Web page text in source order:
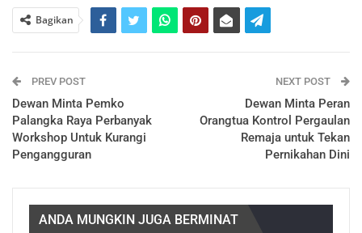
Bagikan
PREV POST
Dewan Minta Pemko
Palangka Raya Perbanyak
Workshop Untuk Kurangi
Pengangguran
NEXT POST
Dewan Minta Peran
Orangtua Kontrol Pergaulan
Remaja untuk Tekan
Pernikahan Dini
ANDA MUNGKIN JUGA BERMINAT